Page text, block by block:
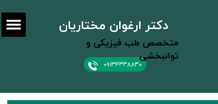
۰۹۱۳۴۳۳۸۸۳۰
دکتر ارغوان مختاریان
متخصص طب فیزیکی و
توانبخشی